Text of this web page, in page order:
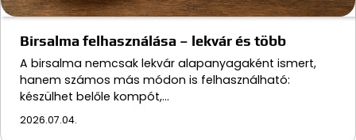
Birsalma felhasználása – lekvár és több
A birsalma nemcsak lekvár alapanyagaként ismert,
hanem számos más módon is felhasználható:
készülhet belőle kompót,…
2026.07.04.